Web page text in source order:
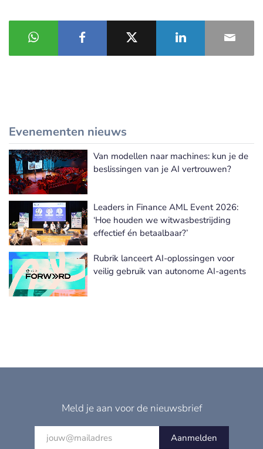
Evenementen nieuws
Meer Evenementen nieuws
Van modellen naar machines: kun je de
beslissingen van je AI vertrouwen?
Leaders in Finance AML Event 2026:
‘Hoe houden we witwasbestrijding
effectief én betaalbaar?’
Rubrik lanceert AI-oplossingen voor
veilig gebruik van autonome AI-agents
Meld je aan voor de nieuwsbrief
Aanmelden